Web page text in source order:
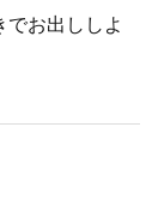
でお出ししよ